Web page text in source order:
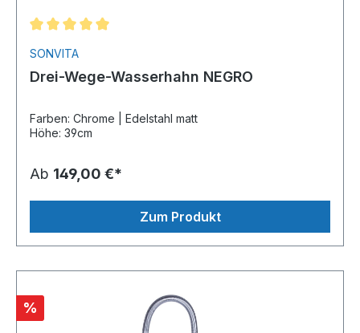
SONVITA
Drei-Wege-Wasserhahn NEGRO
Farben: Chrome | Edelstahl matt
Höhe: 39cm
Ab 149,00 €*
Zum Produkt
%